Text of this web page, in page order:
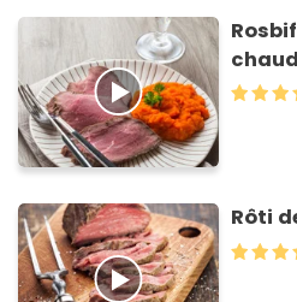
Rôti